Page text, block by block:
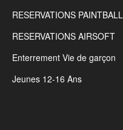
RESERVATIONS PAINTBALL
RESERVATIONS AIRSOFT
Enterrement Vie de garçon
Jeunes 12-16 Ans